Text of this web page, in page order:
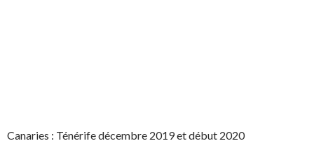
Canaries : Ténérife décembre 2019 et début 2020